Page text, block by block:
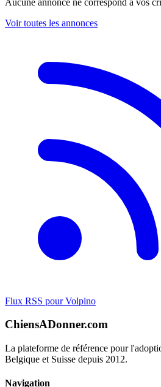
Voir toutes les annonces
Flux RSS pour Volpino
ChiensADonner.com
La plateforme de référence pour
Belgique et Suisse depuis 2012.
Navigation